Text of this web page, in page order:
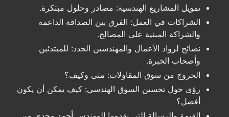
تمويل المشاريع الهندسية: مصادر وحلول مبتكرة.
الشراكات في العمل: الفرق بين الصداقة الداعمة
والشراكة المبنية على المصالح.
نصائح لرواد الأعمال والمهندسين الجدد: للمبتدئين
وأصحاب الخبرة.
الخروج من سوق المقاولات: متى وكيف؟
رؤى حول تحسين السوق الهندسي: كيف يمكن أن يكون
أفضل؟